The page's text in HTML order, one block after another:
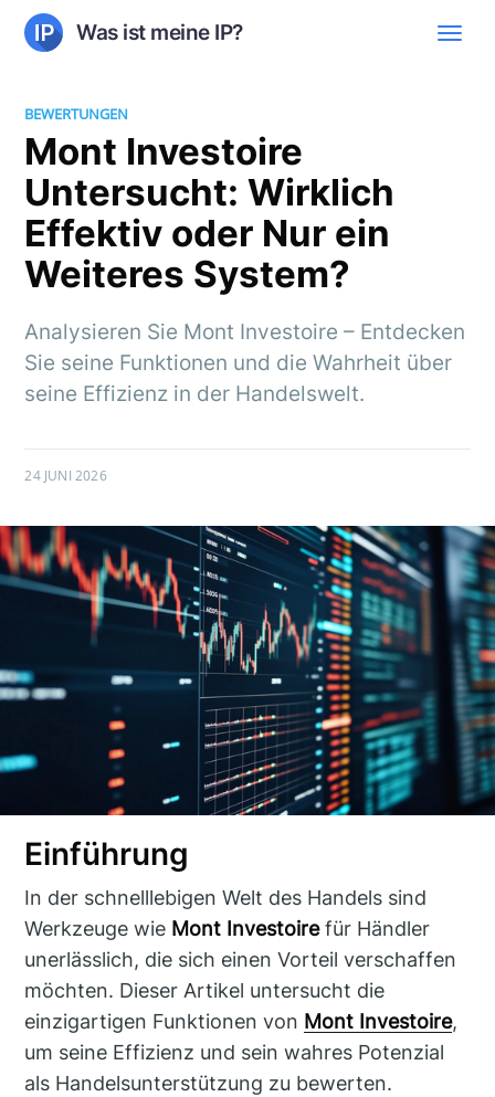
Was ist meine IP?
BEWERTUNGEN
Mont Investoire
Untersucht: Wirklich
Effektiv oder Nur ein
Weiteres System?
Analysieren Sie Mont Investoire – Entdecken
Sie seine Funktionen und die Wahrheit über
seine Effizienz in der Handelswelt.
24 JUNI 2026
Einführung
In der schnelllebigen Welt des Handels sind
Werkzeuge wie Mont Investoirefür Händler
unerlässlich, die sich einen Vorteil verschaffen
möchten. Dieser Artikel untersucht die
einzigartigen Funktionen von Mont Investoire,
um seine Effizienz und sein wahres Potenzial
als Handelsunterstützung zu bewerten.